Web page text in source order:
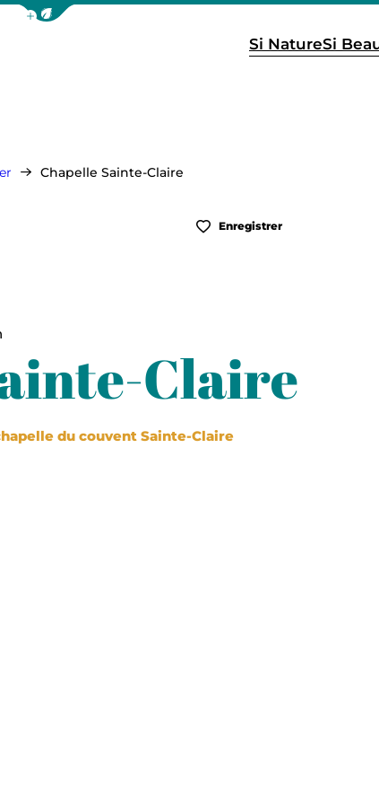
Afficher la barre de navigation du mode éco
Si NatureSi
Chapelle Sainte-Claire
Enregistrer
Claire
Restes de la chapelle du couvent Sainte-Claire